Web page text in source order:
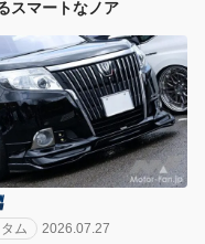
スマートなノア
ム 2026.07.27